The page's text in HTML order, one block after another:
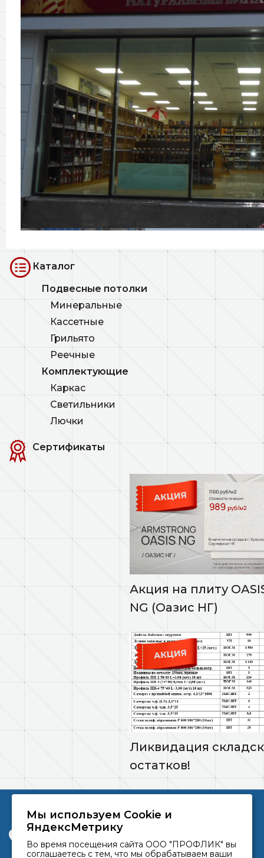
Каталог
Подвесные потолки
Минеральные
Кассетные
Грильято
Реечные
Комплектующие
Каркас
Светильники
Лючки
Сертификаты
Акция на плиту
NG (Оазис НГ)
Ликвидация
остатков!
ООО «ПРОФЛИК» © 2026
г. Краснодар, ул. Уральская, 97, литер А, офис 301
Мы используем Сookie и
ЯндексМетрику
Во время посещения сайта ООО "ПРОФЛИК" вы
соглашаетесь с тем, что мы обрабатываем ваши